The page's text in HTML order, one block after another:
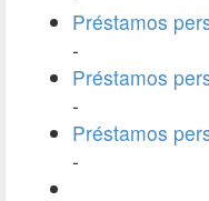
Préstamos
-
Préstamos
-
Préstamos
-